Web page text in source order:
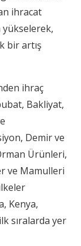
ihracat
yükselerek,
bir artış
ihraç
Bakliyat,
Demir ve
Ürünleri,
ve Mamulleri
Kenya,
sıralarda yer